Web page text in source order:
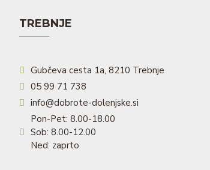
TREBNJE
Gubčeva cesta 1a, 8210 Trebnje
05 99 71 738
info@dobrote-dolenjske.si
Pon-Pet: 8.00-18.00
Sob: 8.00-12.00
Ned: zaprto